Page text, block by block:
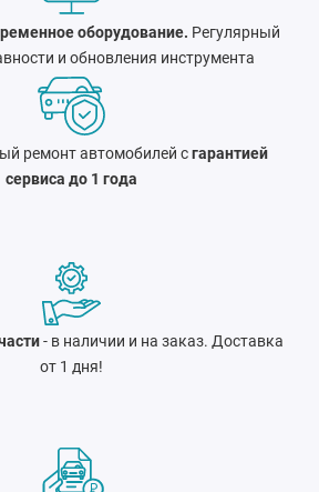
оборудование. Регулярный
и обновления инструмента
ремонт автомобилей сгарантией
сервиса до 1 года
- в наличии и на заказ. Доставка
от 1 дня!